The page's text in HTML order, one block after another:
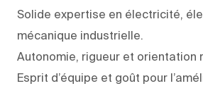
Solide expertise en électricité,
mécanique industrielle.
Autonomie, rigueur et orientation
Esprit d’équipe et goût pour